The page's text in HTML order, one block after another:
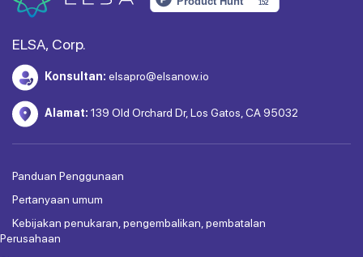
ELSA, Corp.
Konsultan: elsapro@elsanow.io
Alamat: 139 Old Orchard Dr, Los Gatos, CA 95032
Panduan Penggunaan
Pertanyaan umum
Kebijakan penukaran, pengembalikan, pembatalan
Perusahaan